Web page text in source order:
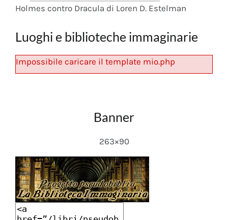
Holmes contro Dracula di Loren D. Estelman
Luoghi e biblioteche immaginarie
Impossibile caricare il template mio.php
Banner
263×90